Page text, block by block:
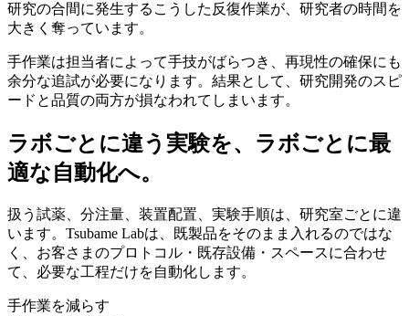
研究の合間に発生するこうした反復作業が、研究者の時間を
大きく奪っています。
手作業は担当者によって手技がばらつき、再現性の確保にも
余分な追試が必要になります。結果として、研究開発のスピ
ードと品質の両方が損なわれてしまいます。
ラボごとに違う実験を、ラボごとに最
適な自動化へ。
扱う試薬、分注量、装置配置、実験手順は、研究室ごとに違
います。Tsubame Labは、既製品をそのまま入れるのではな
く、お客さまのプロトコル・既存設備・スペースに合わせ
て、必要な工程だけを自動化します。
手作業を減らす